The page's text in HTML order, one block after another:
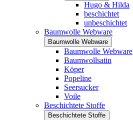
Hugo & Hilda
beschichtet
unbeschichtet
Baumwolle Webware
Baumwolle Webware
Baumwolle Webware
Baumwollsatin
Köper
Popeline
Seersucker
Voile
Beschichtete Stoffe
Beschichtete Stoffe